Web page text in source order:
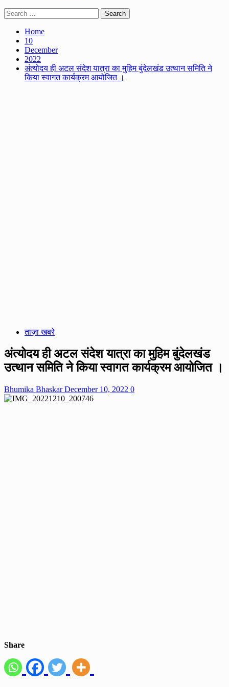
Search
for:
Home
10
December
2022
अंत्योदय ही अटल संदेश यात्रा का मुहिम बुंदेलखंड उत्थान समिति ने
किया स्वागत कार्यक्रम आयोजित ।
ताज़ा खबरे
अंत्योदय ही अटल संदेश यात्रा का मुहिम बुंदेलखंड
उत्थान समिति ने किया स्वागत कार्यक्रम आयोजित ।
Bhumika BhaskarDecember 10, 2022 0
Share